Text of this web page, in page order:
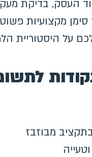
העסק, בדיקת
מקצועיות
על היסטוריית
מבוזבז